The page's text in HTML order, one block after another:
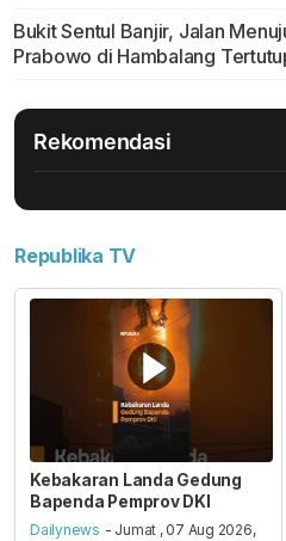
Bukit Sentul Banjir, Jalan
Prabowo di Hambalang
Rekomendasi
Republika TV
Kebakaran Landa Gedung
Bapenda Pemprov DKI
Dailynews - Jumat , 07 Aug 2026,